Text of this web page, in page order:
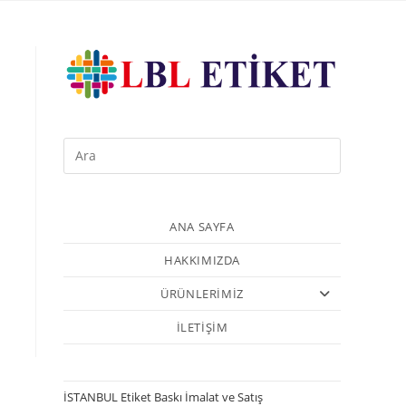
ANA SAYFA
HAKKIMIZDA
ÜRÜNLERİMİZ
İLETİŞİM
İSTANBUL Etiket Baskı İmalat ve Satış